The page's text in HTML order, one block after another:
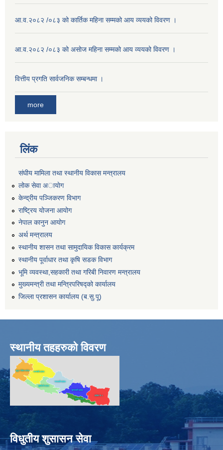
आ.व.२०८२ /०८३ को कार्तिक महिना सम्मको आय व्ययको विवरण ।
आ.व.२०८२ /०८३ को असाेज महिना सम्मको आय व्ययको विवरण ।
वित्तीय प्रगति सार्वजनिक सम्बन्धमा ।
more
लिंक
संघीय मामिला तथा स्थानीय विकास मन्त्रालय
लोक सेवा अायाेग
केन्द्रीय पञ्जिकरण विभाग
राष्ट्रिय योजना आयोग
नेपाल कानुन आयोग
अर्थ मन्त्रालय
स्थानीय शासन तथा सामुदायिक विकास कार्यक्रम
स्थानीय पूर्वाधार तथा कृषि सडक विभाग
भूमि व्यवस्था,सहकारी तथा गरिबी निवारण मन्त्रालय
मुख्यमन्त्री तथा मन्त्रिपरिषद्को कार्यालय
जिल्ला प्रशासन कार्यालय (ब.सु.पू)
स्थानीय तहहरुको विवरण
विधुतीय शुसासन सेवा